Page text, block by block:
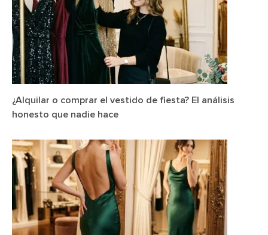
¿Alquilar o comprar el vestido de fiesta? El análisis
honesto que nadie hace